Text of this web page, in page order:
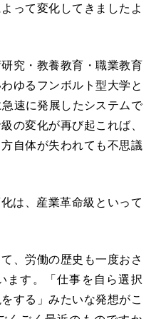
って変化してきましたよ
究・教養教育・職業教育
ゆるフンボルト型大学と
速に発展したシステムで
の変化が再び起これば、
自体が失われても不思議
は、産業革命級といって
、労働の歴史も一度おさ
ます。「仕事を自ら選択
する」みたいな発想がこ